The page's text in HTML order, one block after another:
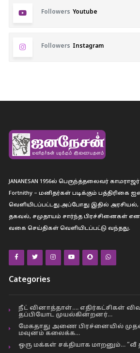
Followers Youtube
Followers Instagram
JANANESAN 1956ல் பெருந்த்தலைவர்
Fortnithy – மனிதர்கள் படிக்கும்
வெளியிடப்பட்டது.அப்போது இதில்
தகவல், சமுதாயம் சார்ந்த பிரச்சினைகள் என
வகை செய்திகள் வெளியிடப்பட்டு வந்தது.
Categories
நீட் வினாத்தாள்…. எதிர்கட்சிகள்
தப்பியோட முயல்கின்றனர்…
மேகதாது அணை பிரச்னையில்
மவுனம் கலைக்க…
ஒரு மக்கள் சக்தியாக மாறனும்… “வீ